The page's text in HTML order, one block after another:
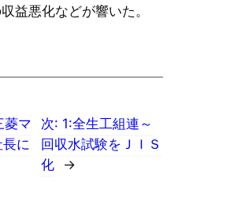
益悪化などが響いた。
菱マ
に
次: 1:全生工組連～
回収水試験をＪＩＳ
化
→